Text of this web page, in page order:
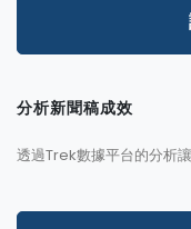
分析新聞稿成效
透過Trek數據平台的分析